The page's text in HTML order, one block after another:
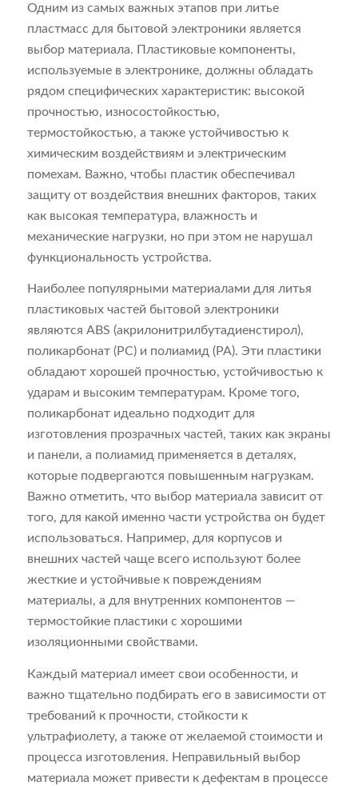
Одним из самых важных этапов при литье
пластмасс для бытовой электроники является
выбор материала. Пластиковые компоненты,
используемые в электронике, должны обладать
рядом специфических характеристик: высокой
прочностью, износостойкостью,
термостойкостью, а также устойчивостью к
химическим воздействиям и электрическим
помехам. Важно, чтобы пластик обеспечивал
защиту от воздействия внешних факторов, таких
как высокая температура, влажность и
механические нагрузки, но при этом не нарушал
функциональность устройства.
Наиболее популярными материалами для литья
пластиковых частей бытовой электроники
являются ABS (акрилонитрилбутадиенстирол),
поликарбонат (PC) и полиамид (PA). Эти пластики
обладают хорошей прочностью, устойчивостью к
ударам и высоким температурам. Кроме того,
поликарбонат идеально подходит для
изготовления прозрачных частей, таких как экраны
и панели, а полиамид применяется в деталях,
которые подвергаются повышенным нагрузкам.
Важно отметить, что выбор материала зависит от
того, для какой именно части устройства он будет
использоваться. Например, для корпусов и
внешних частей чаще всего используют более
жесткие и устойчивые к повреждениям
материалы, а для внутренних компонентов —
термостойкие пластики с хорошими
изоляционными свойствами.
Каждый материал имеет свои особенности, и
важно тщательно подбирать его в зависимости от
требований к прочности, стойкости к
ультрафиолету, а также от желаемой стоимости и
процесса изготовления. Неправильный выбор
материала может привести к дефектам в процессе